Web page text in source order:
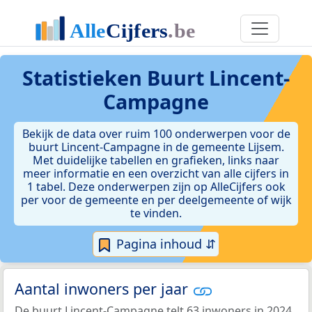
Statistieken Buurt Lincent-
Campagne
Bekijk de data over ruim 100 onderwerpen voor de
buurt Lincent-Campagne in de gemeente Lijsem.
Met duidelijke tabellen en grafieken, links naar
meer informatie en een overzicht van alle cijfers in
1 tabel. Deze onderwerpen zijn op AlleCijfers ook
per voor de gemeente en per deelgemeente of wijk
te vinden.
Pagina inhoud ⇵
Aantal inwoners per jaar